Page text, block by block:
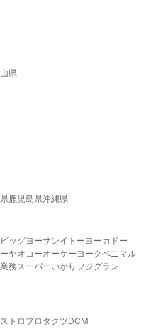
県
鹿児島県沖縄県
ビッグヨーサンイトーヨーカドー
ヤオコーオーケー ヨークベニマル
業務スーパーいかり フジグラン
トロプロダクツDCM